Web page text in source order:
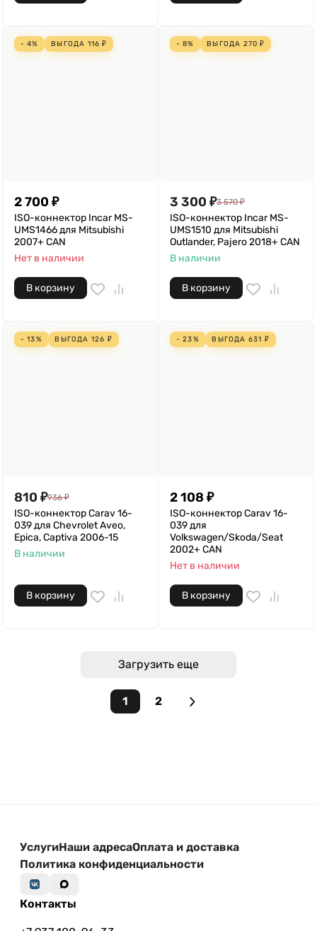
- 4% ВЫГОДА 116 ₽
2 700 ₽
ISO-коннектор Incar MS-
UMS1466 для Mitsubishi
2007+ CAN
Нет в наличии
В корзину
- 8% ВЫГОДА 270 ₽
3 300 ₽3 570 ₽
ISO-коннектор Incar MS-
UMS1510 для Mitsubishi
Outlander, Pajero 2018+ CAN
В наличии
В корзину
- 13% ВЫГОДА 126 ₽
810 ₽936 ₽
ISO-коннектор Carav 16-
039 для Chevrolet Aveo,
Epica, Captiva 2006-15
В наличии
В корзину
- 23% ВЫГОДА 631 ₽
2 108 ₽
ISO-коннектор Carav 16-
039 для
Volkswagen/Skoda/Seat
2002+ CAN
Нет в наличии
В корзину
Загрузить еще
1 2
УслугиНаши адресаОплата и доставка
Политика конфиденциальности
Контакты